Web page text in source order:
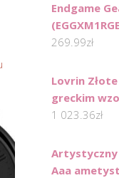
Endgame
269.99zł
Lovrin
greckim
1 023.36zł
Artystyczny
Aaa